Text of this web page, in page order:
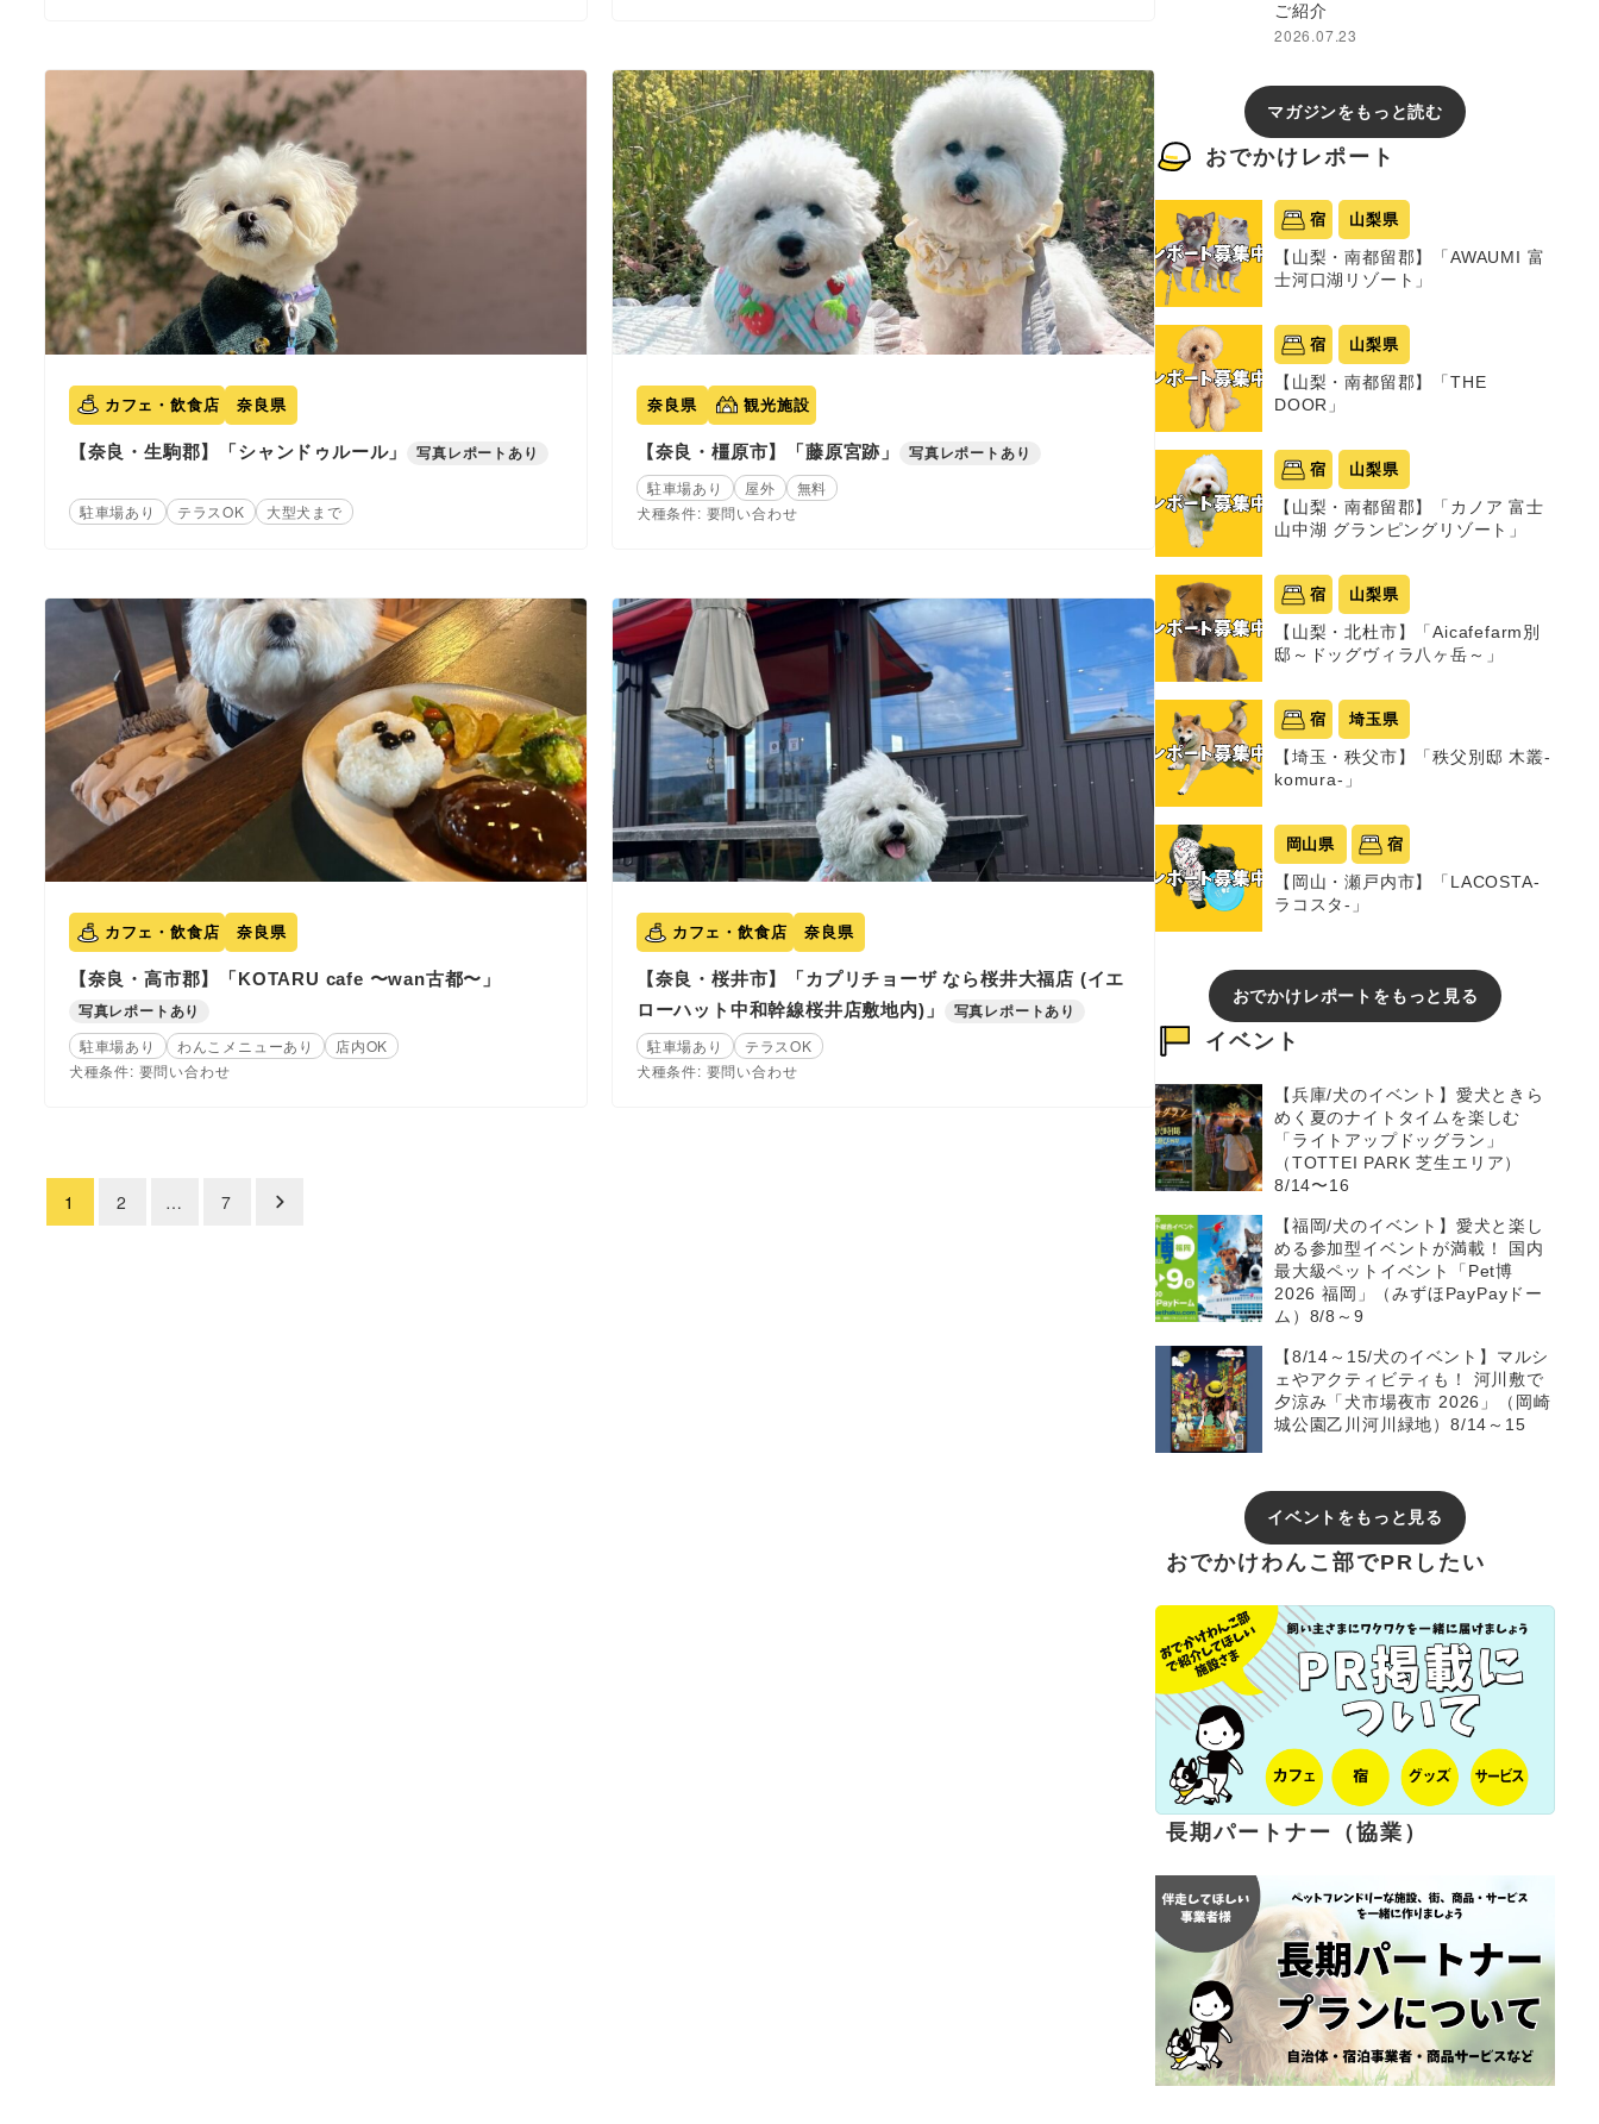
カフェ・飲食店 奈良県
【奈良・生駒郡】「シャンドゥルール」 写真レポートあり
駐車場あり テラスOK 大型犬まで
奈良県 観光施設
【奈良・橿原市】「藤原宮跡」 写真レポートあり
駐車場あり 屋外
無料
犬種条件: 要問い合わせ
カフェ・飲食店 奈良県
【奈良・高市郡】「KOTARU cafe 〜wan古都〜」
写真レポートあり
駐車場あり わんこメニューあり
店内OK
犬種条件: 要問い合わせ
カフェ・飲食店 奈良県
【奈良・桜井市】「カプリチョーザ なら桜井大福店 (イエ
ローハット中和幹線桜井店敷地内)」
写真レポートあり
駐車場あり
テラスOK
犬種条件: 要問い合わせ
投
1 2 … 7
ご紹介
2026.07.23
マガジンをもっと読む
おでかけレポート
宿 山梨県
【山梨・南都留郡】「AWAUMI 富
士河口湖リゾート」
宿 山梨県
【山梨・南都留郡】「THE
DOOR」
宿 山梨県
【山梨・南都留郡】「カノア 富士
山中湖 グランピングリゾート」
宿 山梨県
【山梨・北杜市】「Aicafefarm別
邸～ドッグヴィラ八ヶ岳～」
宿 埼玉県
【埼玉・秩父市】「秩父別邸 木叢-
komura-」
岡山県 宿
【岡山・瀬戸内市】「LACOSTA-
ラコスタ-」
おでかけレポートをもっと見る
イベント
【兵庫/犬のイベント】愛犬ときら
めく夏のナイトタイムを楽しむ
「ライトアップドッグラン」
（TOTTEI PARK 芝生エリア）
8/14〜16
【福岡/犬のイベント】愛犬と楽し
める参加型イベントが満載！ 国内
最大級ペットイベント「Pet博
2026 福岡」（みずほPayPayドー
ム）8/8～9
【8/14～15/犬のイベント】マルシ
ェやアクティビティも！ 河川敷で
夕涼み「犬市場夜市 2026」（岡崎
城公園乙川河川緑地）8/14～15
イベントをもっと見る
おでかけわんこ部でPRしたい
長期パートナー（協業）